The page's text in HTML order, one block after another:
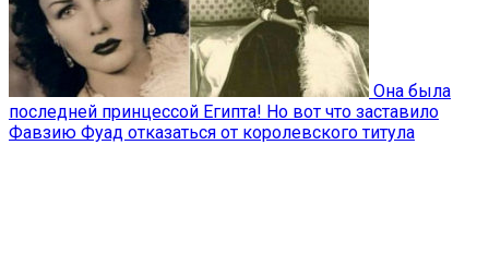
Она была
последней принцессой Египта! Но вот что заставило
Фавзию Фуад отказаться от королевского титула